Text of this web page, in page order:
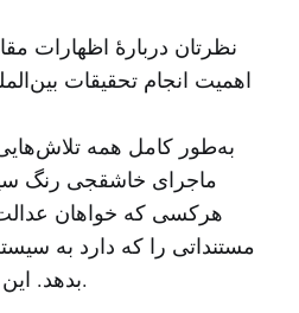
اهمیت انجام تحقیقات
ماجرای خاشقجی رنگ
هرکسی که خواهان
مستنداتی را که دارد به
بدهد. این ماجرا، تخصص آن است.